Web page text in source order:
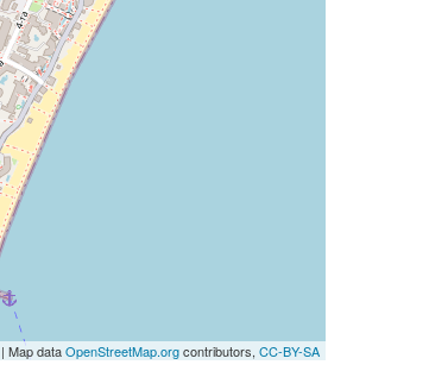
| Map dataOpenStreetMap.orgcontributors, CC-BY-SA